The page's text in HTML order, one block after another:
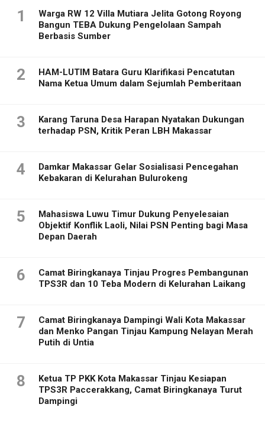
1
Warga RW 12 Villa Mutiara Jelita Gotong Royong
Bangun TEBA Dukung Pengelolaan Sampah
Berbasis Sumber
2
HAM-LUTIM Batara Guru Klarifikasi Pencatutan
Nama Ketua Umum dalam Sejumlah Pemberitaan
3
Karang Taruna Desa Harapan Nyatakan Dukungan
terhadap PSN, Kritik Peran LBH Makassar
4
Damkar Makassar Gelar Sosialisasi Pencegahan
Kebakaran di Kelurahan Bulurokeng
5
Mahasiswa Luwu Timur Dukung Penyelesaian
Objektif Konflik Laoli, Nilai PSN Penting bagi Masa
Depan Daerah
6
Camat Biringkanaya Tinjau Progres Pembangunan
TPS3R dan 10 Teba Modern di Kelurahan Laikang
7
Camat Biringkanaya Dampingi Wali Kota Makassar
dan Menko Pangan Tinjau Kampung Nelayan Merah
Putih di Untia
8
Ketua TP PKK Kota Makassar Tinjau Kesiapan
TPS3R Paccerakkang, Camat Biringkanaya Turut
Dampingi